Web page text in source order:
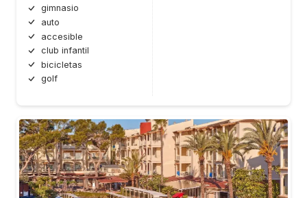
gimnasio
auto
accesible
club infantil
bicicletas
golf